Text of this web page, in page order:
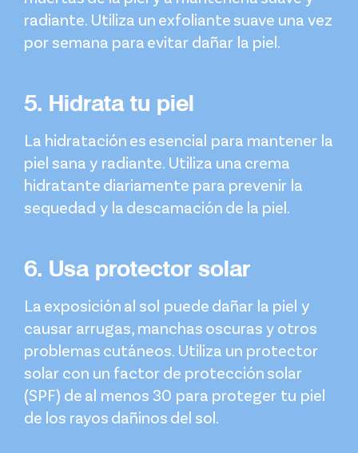
radiante. Utiliza un exfoliante suave una vez
por semana para evitar dañar la piel.
5. Hidrata tu piel
La hidratación es esencial para mantener la
piel sana y radiante. Utiliza una crema
hidratante diariamente para prevenir la
sequedad y la descamación de la piel.
6. Usa protector solar
La exposición al sol puede dañar la piel y
causar arrugas, manchas oscuras y otros
problemas cutáneos. Utiliza un protector
solar con un factor de protección solar
(SPF) de al menos 30 para proteger tu piel
de los rayos dañinos del sol.